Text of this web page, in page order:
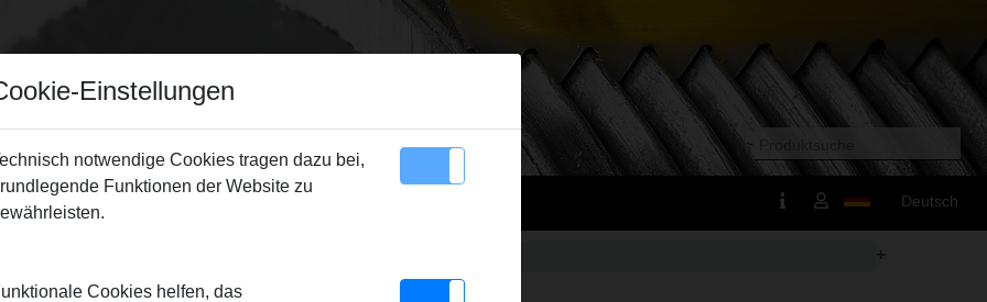
Deutsch
+
Einstellungen
notwendige Cookies tragen dazu bei,
Funktionen der Website zu
Cookies helfen, das